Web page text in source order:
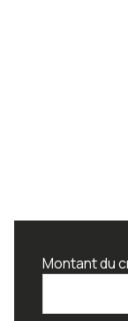
Montant du